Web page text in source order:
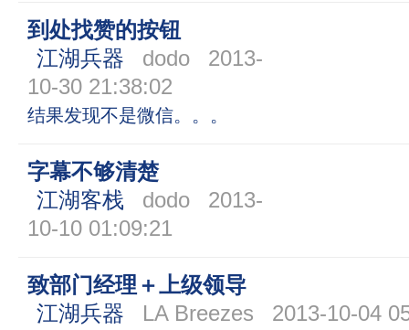
到处找赞的按钮
江湖兵器
dodo
2013-
10-30 21:38:02
结果发现不是微信。。。
字幕不够清楚
江湖客栈
dodo
2013-
10-10 01:09:21
致部门经理＋上级领导
江湖兵器
LA Breezes 2013-10-04